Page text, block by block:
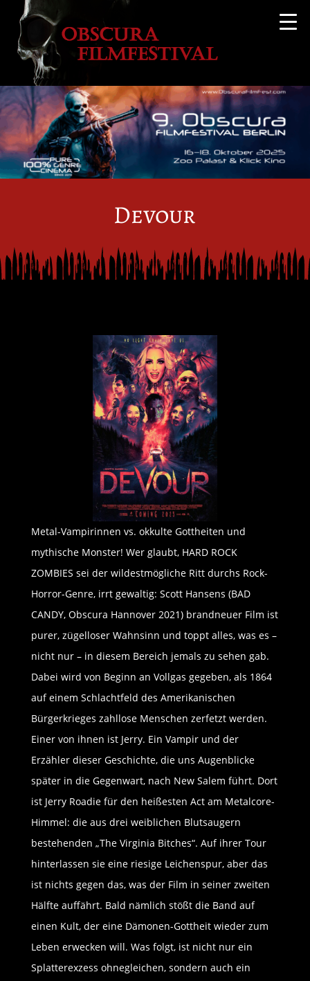
Devour
Metal-Vampirinnen vs. okkulte Gottheiten und
mythische Monster! Wer glaubt, HARD ROCK
ZOMBIES sei der wildestmögliche Ritt durchs Rock-
Horror-Genre, irrt gewaltig: Scott Hansens (BAD
CANDY, Obscura Hannover 2021) brandneuer Film ist
purer, zügelloser Wahnsinn und toppt alles, was es –
nicht nur – in diesem Bereich jemals zu sehen gab.
Dabei wird von Beginn an Vollgas gegeben, als 1864
auf einem Schlachtfeld des Amerikanischen
Bürgerkrieges zahllose Menschen zerfetzt werden.
Einer von ihnen ist Jerry. Ein Vampir und der
Erzähler dieser Geschichte, die uns Augenblicke
später in die Gegenwart, nach New Salem führt. Dort
ist Jerry Roadie für den heißesten Act am Metalcore-
Himmel: die aus drei weiblichen Blutsaugern
bestehenden „The Virginia Bitches“. Auf ihrer Tour
hinterlassen sie eine riesige Leichenspur, aber das
ist nichts gegen das, was der Film in seiner zweiten
Hälfte auffährt. Bald nämlich stößt die Band auf
einen Kult, der eine Dämonen-Gottheit wieder zum
Leben erwecken will. Was folgt, ist nicht nur ein
Splatterexzess ohnegleichen, sondern auch ein